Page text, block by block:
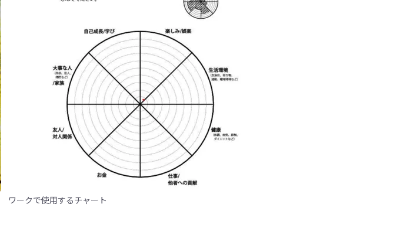
ワークで使用するチャート